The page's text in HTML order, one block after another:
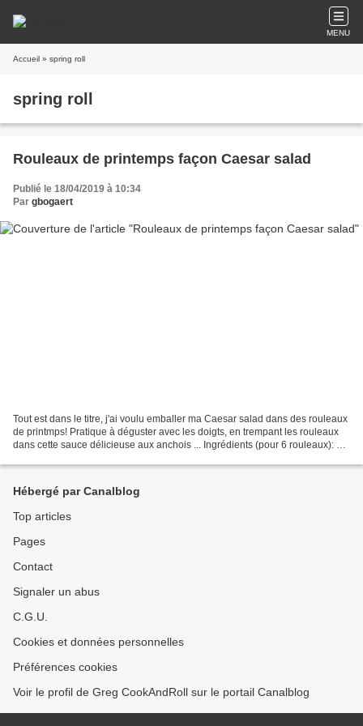
MENU
Accueil » spring roll
spring roll
Rouleaux de printemps façon Caesar salad
Publié le 18/04/2019 à 10:34
Par gbogaert
Tout est dans le titre, j'ai voulu emballer ma Caesar salad dans des rouleaux
de printmps! Pratique à déguster avec les doigts, en trempant les rouleaux
dans cette sauce délicieuse aux anchois ... Ingrédients (pour 6 rouleaux): 6
Hébergé par Canalblog
Top articles
Pages
Contact
Signaler un abus
C.G.U.
Cookies et données personnelles
Préférences cookies
Voir le profil de Greg CookAndRoll sur le portail Canalblog